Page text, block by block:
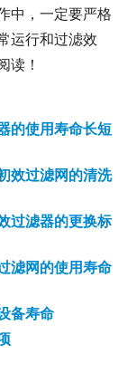
中，一定要严格
运行和过滤效
读！
的使用寿命长短
效过滤网的清洗
过滤器的更换标
滤网的使用寿命
备寿命